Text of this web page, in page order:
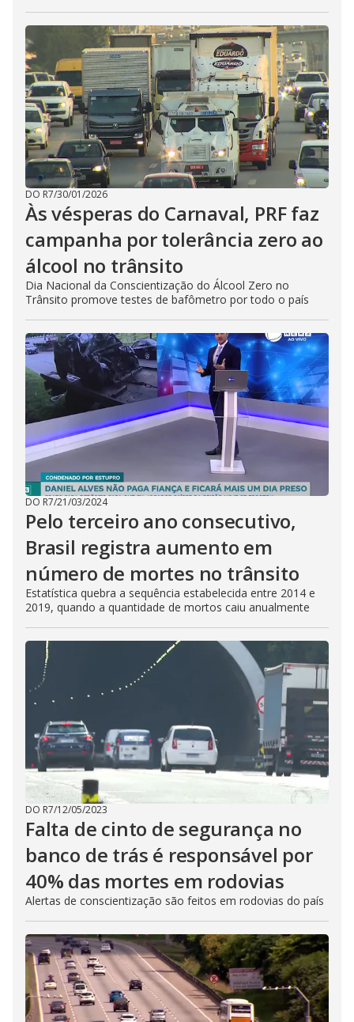
DO R7/30/01/2026
Às vésperas do Carnaval, PRF faz
campanha por tolerância zero ao
álcool no trânsito
Dia Nacional da Conscientização do Álcool Zero no
Trânsito promove testes de bafômetro por todo o país
DO R7/21/03/2024
Pelo terceiro ano consecutivo,
Brasil registra aumento em
número de mortes no trânsito
Estatística quebra a sequência estabelecida entre 2014 e
2019, quando a quantidade de mortos caiu anualmente
DO R7/12/05/2023
Falta de cinto de segurança no
banco de trás é responsável por
40% das mortes em rodovias
Alertas de conscientização são feitos em rodovias do país